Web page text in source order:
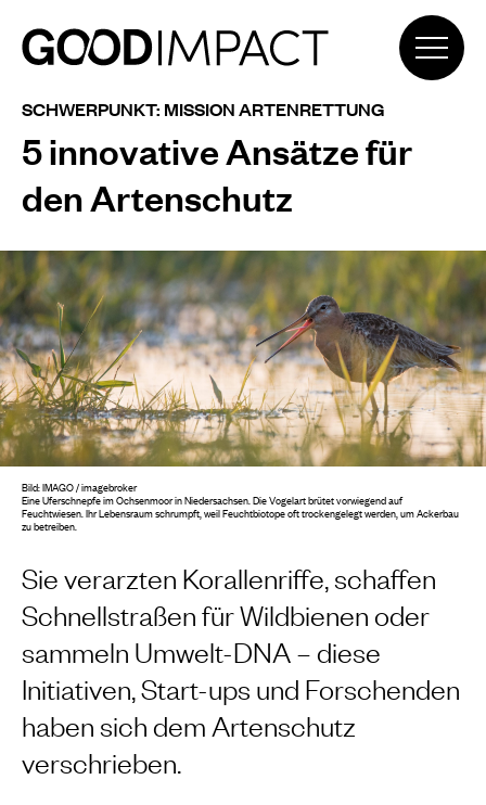
SCHWERPUNKT: MISSION ARTENRETTUNG
5 innovative Ansätze für
den Artenschutz
Sie verarzten Korallenriffe, schaffen
Schnellstraßen für Wildbienen oder
sammeln Umwelt-DNA – diese
Initiativen, Start-ups und Forschenden
haben sich dem Artenschutz
verschrieben.
Bild: IMAGO / imagebroker
Eine Uferschnepfe im Ochsenmoor in Niedersachsen. Die Vogelart brütet vorwiegend auf
Feuchtwiesen. Ihr Lebensraum schrumpft, weil Feuchtbiotope oft trockengelegt werden, um Ackerbau
zu betreiben.